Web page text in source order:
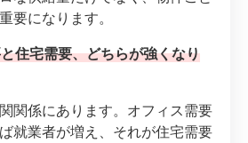
要になります。
住宅需要、どちらが強くなり
関係にあります。オフィス需要
就業者が増え、それが住宅需要